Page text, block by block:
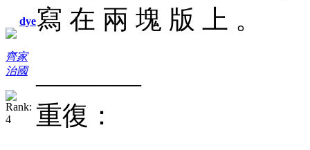
dye
齊家
治國
寫 在 兩 塊 版 上 。
————
重復：